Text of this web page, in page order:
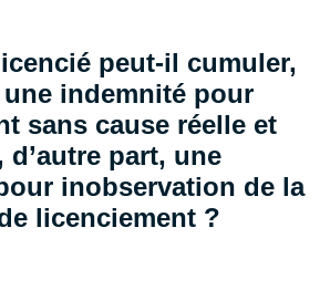
peut-il cumuler,
une indemnité pour
sans cause réelle et
d’autre part, une
inobservation de la
licenciement ?